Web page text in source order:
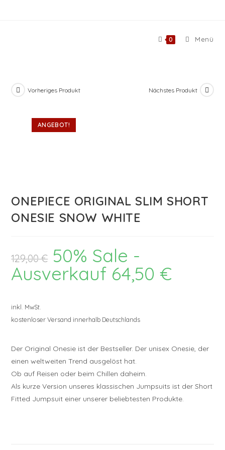
0 Menü
ANGEBOT!
Vorheriges Produkt Nächstes Produkt
ONEPIECE ORIGINAL SLIM SHORT
ONESIE SNOW WHITE
129,00€
Ursprünglicher
Preis
war:
129,00 €
50% Sale -
Ausverkauf 64,50€
inkl. MwSt.
kostenloser Versand innerhalb Deutschlands
Der Original Onesie ist der Bestseller. Der unisex Onesie, der
einen weltweiten Trend ausgelöst hat.
Ob auf Reisen oder beim Chillen daheim.
Als kurze Version unseres klassischen Jumpsuits ist der Short
Fitted Jumpsuit einer unserer beliebtesten Produkte.